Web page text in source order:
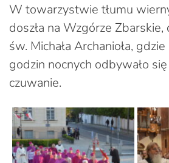
W towarzystwie tłumu
doszła na Wzgórze Zbarskie,
św. Michała Archanioła,
godzin nocnych odbywało
czuwanie.